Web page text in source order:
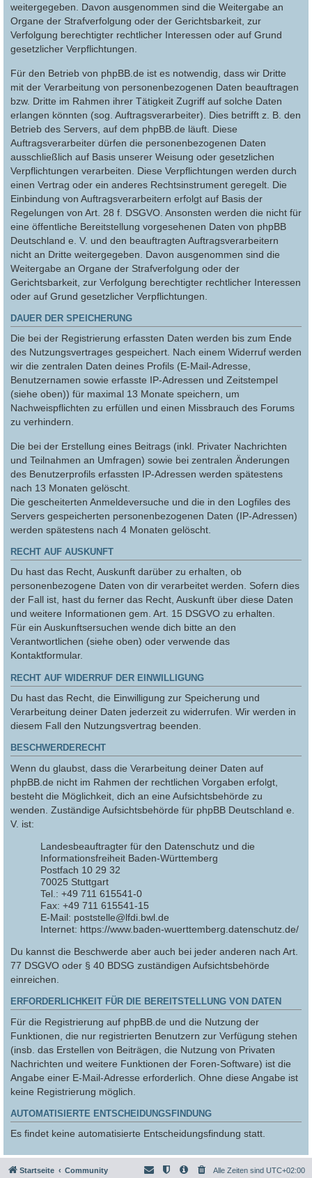
weitergegeben. Davon ausgenommen sind die Weitergabe an
Organe der Strafverfolgung oder der Gerichtsbarkeit, zur
Verfolgung berechtigter rechtlicher Interessen oder auf Grund
gesetzlicher Verpflichtungen.
Für den Betrieb von phpBB.de ist es notwendig, dass wir Dritte
mit der Verarbeitung von personenbezogenen Daten beauftragen
bzw. Dritte im Rahmen ihrer Tätigkeit Zugriff auf solche Daten
erlangen könnten (sog. Auftragsverarbeiter). Dies betrifft z. B. den
Betrieb des Servers, auf dem phpBB.de läuft. Diese
Auftragsverarbeiter dürfen die personenbezogenen Daten
ausschließlich auf Basis unserer Weisung oder gesetzlichen
Verpflichtungen verarbeiten. Diese Verpflichtungen werden durch
einen Vertrag oder ein anderes Rechtsinstrument geregelt. Die
Einbindung von Auftragsverarbeitern erfolgt auf Basis der
Regelungen von Art. 28 f. DSGVO. Ansonsten werden die nicht für
eine öffentliche Bereitstellung vorgesehenen Daten von phpBB
Deutschland e. V. und den beauftragten Auftragsverarbeitern
nicht an Dritte weitergegeben. Davon ausgenommen sind die
Weitergabe an Organe der Strafverfolgung oder der
Gerichtsbarkeit, zur Verfolgung berechtigter rechtlicher Interessen
oder auf Grund gesetzlicher Verpflichtungen.
DAUER DER SPEICHERUNG
Die bei der Registrierung erfassten Daten werden bis zum Ende
des Nutzungsvertrages gespeichert. Nach einem Widerruf werden
wir die zentralen Daten deines Profils (E-Mail-Adresse,
Benutzernamen sowie erfasste IP-Adressen und Zeitstempel
(siehe oben)) für maximal 13 Monate speichern, um
Nachweispflichten zu erfüllen und einen Missbrauch des Forums
zu verhindern.
Die bei der Erstellung eines Beitrags (inkl. Privater Nachrichten
und Teilnahmen an Umfragen) sowie bei zentralen Änderungen
des Benutzerprofils erfassten IP-Adressen werden spätestens
nach 13 Monaten gelöscht.
Die gescheiterten Anmeldeversuche und die in den Logfiles des
Servers gespeicherten personenbezogenen Daten (IP-Adressen)
werden spätestens nach 4 Monaten gelöscht.
RECHT AUF AUSKUNFT
Du hast das Recht, Auskunft darüber zu erhalten, ob
personenbezogene Daten von dir verarbeitet werden. Sofern dies
der Fall ist, hast du ferner das Recht, Auskunft über diese Daten
und weitere Informationen gem. Art. 15 DSGVO zu erhalten.
Für ein Auskunftsersuchen wende dich bitte an den
Verantwortlichen (siehe oben) oder verwende das
Kontaktformular.
RECHT AUF WIDERRUF DER EINWILLIGUNG
Du hast das Recht, die Einwilligung zur Speicherung und
Verarbeitung deiner Daten jederzeit zu widerrufen. Wir werden in
diesem Fall den Nutzungsvertrag beenden.
BESCHWERDERECHT
Wenn du glaubst, dass die Verarbeitung deiner Daten auf
phpBB.de nicht im Rahmen der rechtlichen Vorgaben erfolgt,
besteht die Möglichkeit, dich an eine Aufsichtsbehörde zu
wenden. Zuständige Aufsichtsbehörde für phpBB Deutschland e.
V. ist:
Landesbeauftragter für den Datenschutz und die
Informationsfreiheit Baden-Württemberg
Postfach 10 29 32
70025 Stuttgart
Tel.: +49 711 615541-0
Fax: +49 711 615541-15
E-Mail: poststelle@lfdi.bwl.de
Internet: https://www.baden-wuerttemberg.datenschutz.de/
Du kannst die Beschwerde aber auch bei jeder anderen nach Art.
77 DSGVO oder § 40 BDSG zuständigen Aufsichtsbehörde
einreichen.
ERFORDERLICHKEIT FÜR DIE BEREITSTELLUNG VON DATEN
Für die Registrierung auf phpBB.de und die Nutzung der
Funktionen, die nur registrierten Benutzern zur Verfügung stehen
(insb. das Erstellen von Beiträgen, die Nutzung von Privaten
Nachrichten und weitere Funktionen der Foren-Software) ist die
Angabe einer E-Mail-Adresse erforderlich. Ohne diese Angabe ist
keine Registrierung möglich.
AUTOMATISIERTE ENTSCHEIDUNGSFINDUNG
Es findet keine automatisierte Entscheidungsfindung statt.
Startseite Community Alle Zeiten sind UTC+02:00